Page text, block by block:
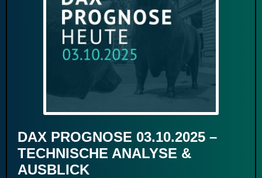
DAX PROGNOSE 03.10.2025 –
TECHNISCHE ANALYSE &
AUSBLICK